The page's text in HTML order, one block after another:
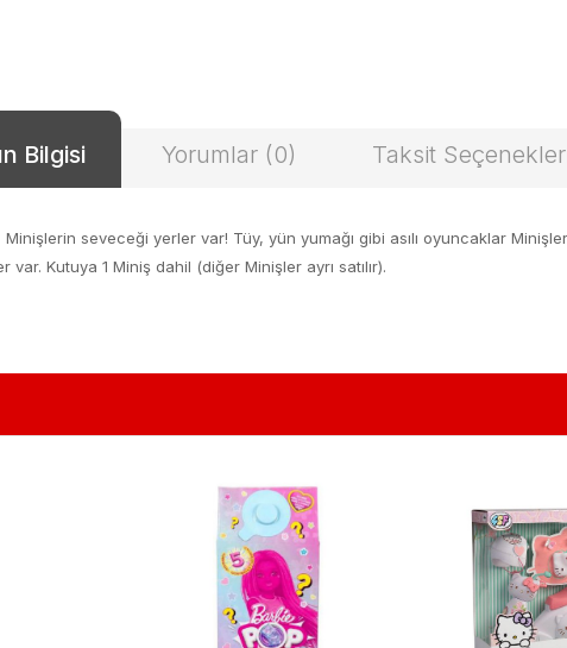
Bilgisi Yorumlar (0) Taksit
seveceği yerler var! Tüy, yün yumağı gibi asılı oyuncaklar
Kutuya 1 Miniş dahil (diğer Minişler ayrı satılır).